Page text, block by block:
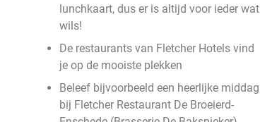
lunchkaart, dus er is altijd voor ieder wat
wils!
De restaurants van Fletcher Hotels vind
je op de mooiste plekken
Beleef bijvoorbeeld een heerlijke middag
bij Fletcher Restaurant De Broeierd-